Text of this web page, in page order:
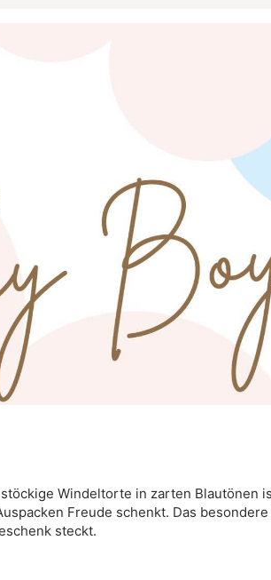
Windeltorte in zarten Blautönen
Freude schenkt. Das besondere
steckt.